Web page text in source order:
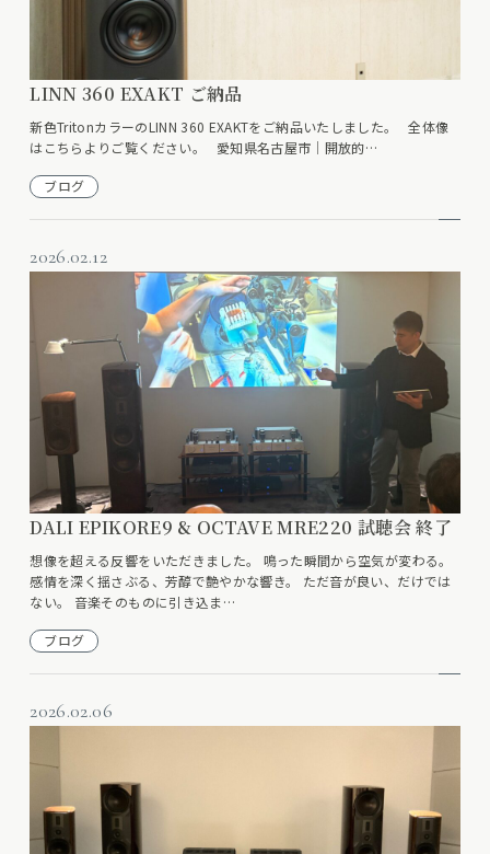
LINN 360 EXAKT ご納品
新色TritonカラーのLINN 360 EXAKTをご納品いたしました。 全体像
はこちらよりご覧ください。 愛知県名古屋市│開放的…
ブログ
2026.02.12
DALI EPIKORE9 & OCTAVE MRE220 試聴会 終了
想像を超える反響をいただきました。 鳴った瞬間から空気が変わる。
感情を深く揺さぶる、芳醇で艶やかな響き。 ただ音が良い、だけでは
ない。 音楽そのものに引き込ま…
ブログ
2026.02.06